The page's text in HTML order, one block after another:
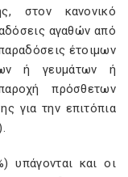
στον κανονικό
αγαθών από
έτοιμων
ή γευμάτων ή
πρόσθετων
για την επιτόπια
υπάγονται και οι